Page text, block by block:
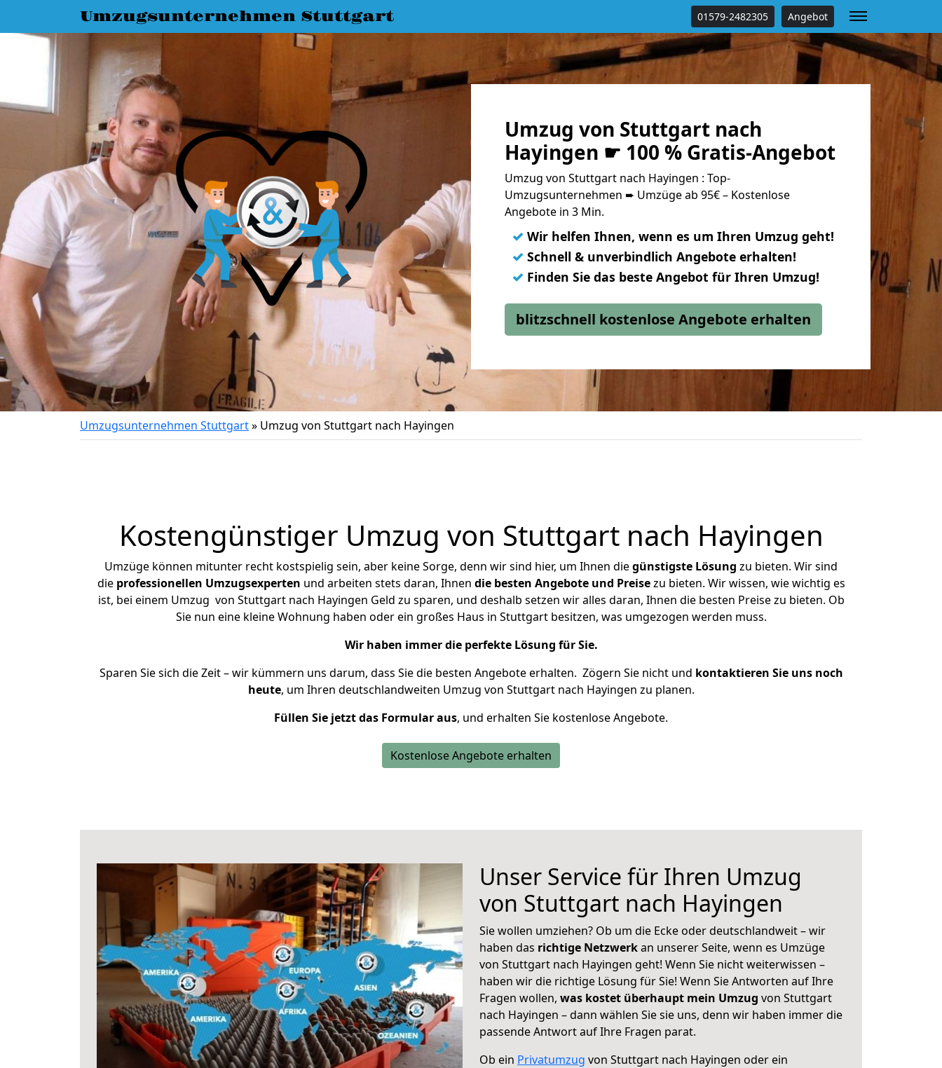
Umzugsunternehmen Stuttgart 01579-2482305 Angebot
Umzug von Stuttgart nach
Hayingen ☛ 100 % Gratis-Angebot
Umzug von Stuttgart nach Hayingen : Top-
Umzugsunternehmen ➨ Umzüge ab 95€ – Kostenlose
Angebote in 3 Min.
✓ Wir helfen Ihnen, wenn es um Ihren Umzug geht!
✓ Schnell & unverbindlich Angebote erhalten!
✓ Finden Sie das beste Angebot für Ihren Umzug!
blitzschnell kostenlose Angebote erhalten
Umzugsunternehmen Stuttgart» Umzug von Stuttgart nach Hayingen
Kostengünstiger Umzug von Stuttgart nach Hayingen
Umzüge können mitunter recht kostspielig sein, aber keine Sorge, denn wir sind hier, um Ihnen diegünstigste Lösung zu bieten. Wir sind
die professionellen Umzugsexperten und arbeiten stets daran, Ihnen die besten Angebote und Preisezu bieten. Wir wissen, wie wichtig es
ist, bei einem Umzug von Stuttgart nach Hayingen Geld zu sparen, und deshalb setzen wir alles daran, Ihnen die besten Preise zu bieten. Ob
Sie nun eine kleine Wohnung haben oder ein großes Haus in Stuttgart besitzen, was umgezogen werden muss.
Wir haben immer die perfekte Lösung für Sie.
Sparen Sie sich die Zeit – wir kümmern uns darum, dass Sie die besten Angebote erhalten. Zögern Sie nicht und kontaktieren Sie uns noch
heute, um Ihren deutschlandweiten Umzug von Stuttgart nach Hayingen zu planen.
Füllen Sie jetzt das Formular aus, und erhalten Sie kostenlose Angebote.
Kostenlose Angebote erhalten
Unser Service für Ihren Umzug
von Stuttgart nach Hayingen
Sie wollen umziehen? Ob um die Ecke oder deutschlandweit – wir
haben das richtige Netzwerkan unserer Seite, wenn es Umzüge
von Stuttgart nach Hayingen geht! Wenn Sie nicht weiterwissen –
haben wir die richtige Lösung für Sie! Wenn Sie Antworten auf Ihre
Fragen wollen, was kostet überhaupt mein Umzug von Stuttgart
nach Hayingen – dann wählen Sie sie uns, denn wir haben immer die
passende Antwort auf Ihre Fragen parat.
Ob ein Privatumzug von Stuttgart nach Hayingen oder ein